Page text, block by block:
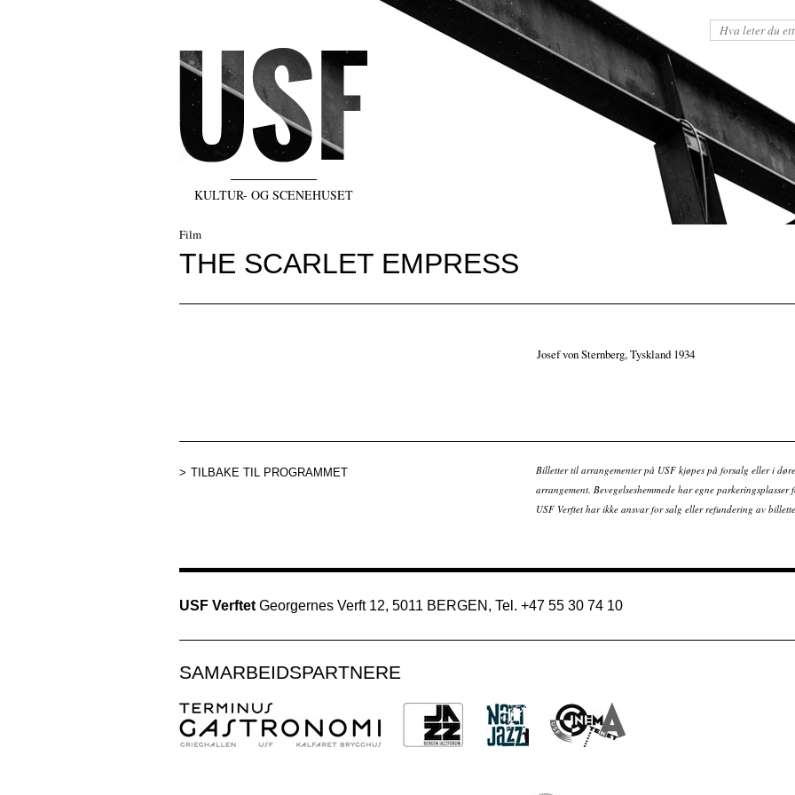
KULTUR- OG SCENEHUSET
Film
THE SCARLET EMPRESS
Josef von Sternberg, Tyskland 1934
TILBAKE TIL PROGRAMMET
Billetter til arrangementer på USF kjøpes på forsalg eller i
arrangement. Bevegelseshemmede har egne
USF Verftet har ikke ansvar for salg eller refundering av
USF Verftet Georgernes Verft 12, 5011 BERGEN, Tel. +47 55 30 74 10
SAMARBEIDSPARTNERE